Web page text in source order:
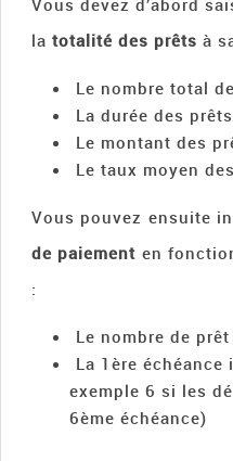
Vous devez d’abord
la totalité des prêts à
Le nombre total
La durée des
Le montant des
Le taux moyen
Vous pouvez ensuite
de paiement en
:
Le nombre de
La 1ère
exemple 6 si les
6ème échéance)